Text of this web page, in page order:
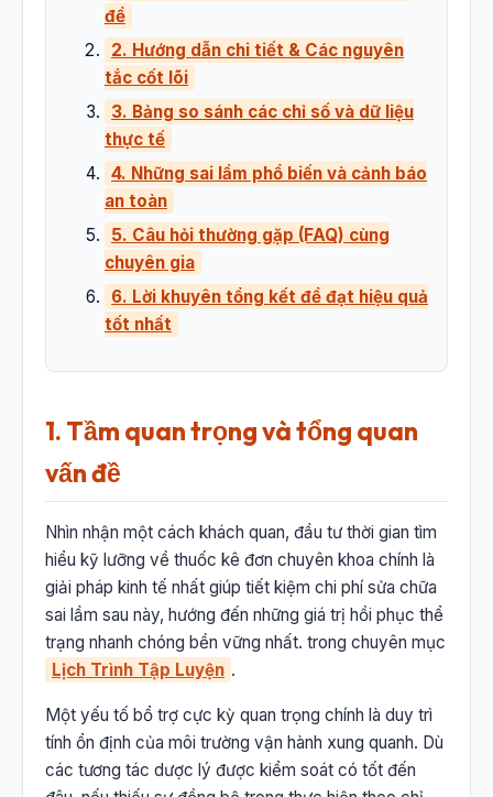
đề
2. Hướng dẫn chi tiết & Các nguyên
tắc cốt lõi
3. Bảng so sánh các chỉ số và dữ liệu
thực tế
4. Những sai lầm phổ biến và cảnh báo
an toàn
5. Câu hỏi thường gặp (FAQ) cùng
chuyên gia
6. Lời khuyên tổng kết để đạt hiệu quả
tốt nhất
1. Tầm quan trọng và tổng quan
vấn đề
Nhìn nhận một cách khách quan, đầu tư thời gian tìm
hiểu kỹ lưỡng về thuốc kê đơn chuyên khoa chính là
giải pháp kinh tế nhất giúp tiết kiệm chi phí sửa chữa
sai lầm sau này, hướng đến những giá trị hồi phục thể
trạng nhanh chóng bền vững nhất. trong chuyên mục
Lịch Trình Tập Luyện .
Một yếu tố bổ trợ cực kỳ quan trọng chính là duy trì
tính ổn định của môi trường vận hành xung quanh. Dù
các tương tác dược lý được kiểm soát có tốt đến